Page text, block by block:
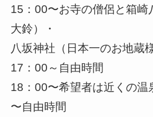
15：00〜お寺の僧侶と箱崎
大鈴）・
八坂神社（日本一のお地蔵
17：00～自由時間
18：00〜希望者は近くの温
〜自由時間